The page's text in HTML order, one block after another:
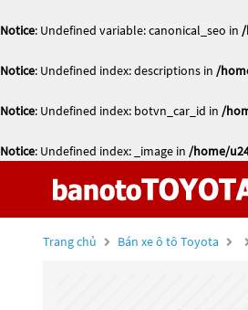
Notice: Undefined variable: canonical_seo in /
Notice: Undefined index: descriptions in /
Notice: Undefined index: botvn_car_id in /
Notice: Undefined index: _image in /home/
Trang chủ Bán xe ô tô Toyota